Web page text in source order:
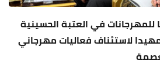
للمهرجانات في العتبة الحسينية
لاستئناف فعاليات مهرجاني